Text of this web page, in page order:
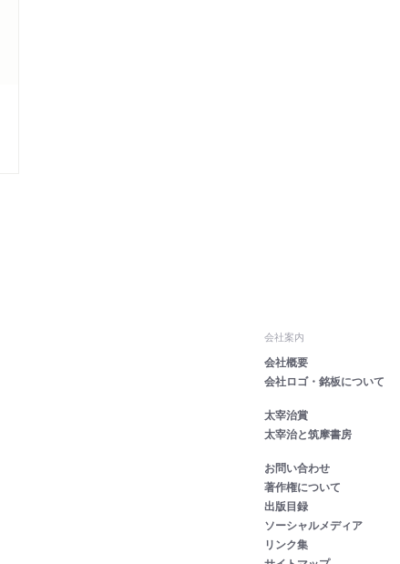
会社案内
会社概要
会社ロゴ・銘板について
太宰治賞
太宰治と筑摩書房
お問い合わせ
著作権について
出版目録
ソーシャルメディア
リンク集